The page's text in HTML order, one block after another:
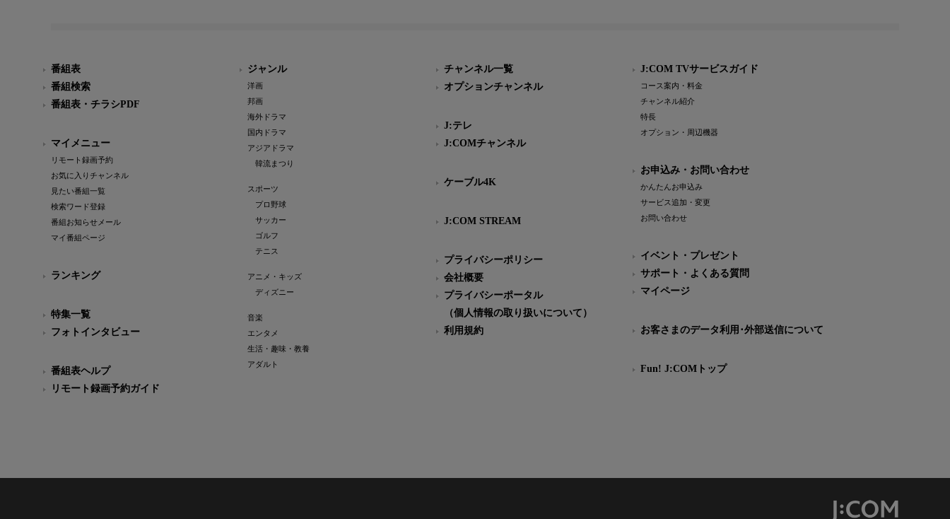
番組表
番組検索
番組表・チラシPDF
マイメニュー
リモート録画予約
お気に入りチャンネル
見たい番組一覧
検索ワード登録
番組お知らせメール
マイ番組ページ
ランキング
特集一覧
フォトインタビュー
番組表ヘルプ
リモート録画予約ガイド
ジャンル
洋画
邦画
海外ドラマ
国内ドラマ
アジアドラマ
韓流まつり
スポーツ
プロ野球
サッカー
ゴルフ
テニス
アニメ・キッズ
ディズニー
音楽
エンタメ
生活・趣味・教養
アダルト
チャンネル一覧
オプションチャンネル
J:テレ
J:COMチャンネル
ケーブル4K
J:COM STREAM
プライバシーポリシー
会社概要
プライバシーポータル
（個人情報の取り扱いについて）
利用規約
J:COM TVサービスガイド
コース案内・料金
チャンネル紹介
特長
オプション・周辺機器
お申込み・お問い合わせ
かんたんお申込み
サービス追加・変更
お問い合わせ
イベント・プレゼント
サポート・よくある質問
マイページ
お客さまのデータ利用･外部送信について
Fun! J:COMトップ